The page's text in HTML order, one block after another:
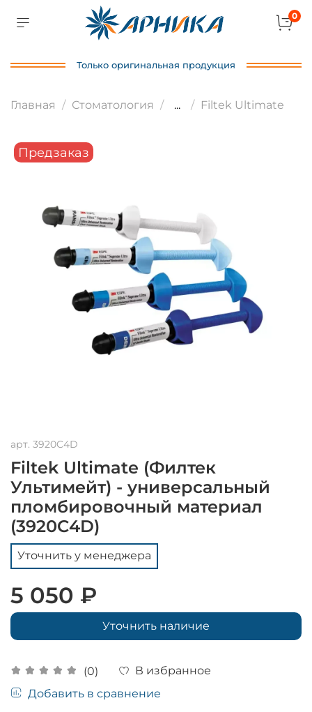
0
Только оригинальная продукция
Главная Стоматология ... Filtek Ultimate
Предзаказ
арт. 3920C4D
Filtek Ultimate (Филтек
Ультимейт) - универсальный
пломбировочный материал
(3920C4D)
(0)
В избранное
Добавить в сравнение
Уточнить у менеджера
5 050 ₽
Уточнить наличие